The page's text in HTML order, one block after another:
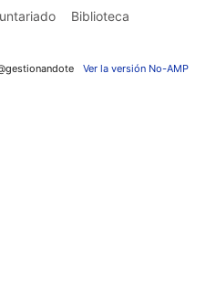
Biblioteca
Ver la versión No-AMP